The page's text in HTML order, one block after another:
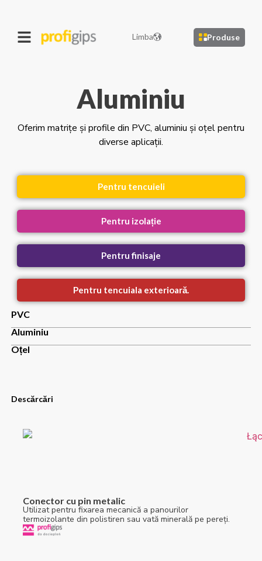
Limba Produse
Aluminiu
Oferim matrițe și profile din PVC, aluminiu și oțel pentru
diverse aplicații.
Pentru tencuieli
Pentru izolație
Pentru finisaje
Pentru tencuiala exterioară.
PVC
Aluminiu
Oțel
Descărcări
Conector cu pin metalic
Utilizat pentru fixarea mecanică a panourilor
termoizolante din polistiren sau vată minerală pe pereți.